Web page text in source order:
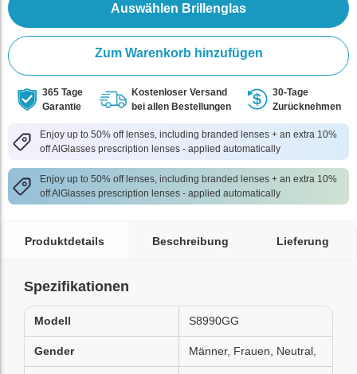
Auswählen Brillenglas
Zum Warenkorb hinzufügen
365 Tage
Garantie
Kostenloser Versand
bei allen Bestellungen
30-Tage
Zurücknehmen
Enjoy up to 50% off lenses, including branded lenses + an extra 10%
off AlGlasses prescription lenses - applied automatically
Enjoy up to 50% off lenses, including branded lenses + an extra 10%
off AlGlasses prescription lenses - applied automatically
Produktdetails Beschreibung Lieferung
Spezifikationen
Modell S8990GG
Gender Männer, Frauen, Neutral,